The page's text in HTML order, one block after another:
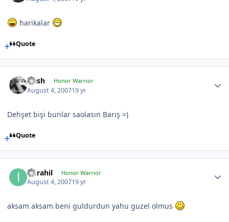
harikalar
Quote
Qesh Honor Warrior
August 4, 200719 yr
Dehşet bişi bunlar saolasın Barış =)
Quote
Imrahil Honor Warrior
August 4, 200719 yr
aksam aksam beni guldurdun yahu guzel olmus